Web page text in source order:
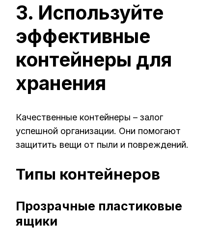
3. Используйте
эффективные
контейнеры для
хранения
Качественные контейнеры – залог
успешной организации. Они помогают
защитить вещи от пыли и повреждений.
Типы контейнеров
Прозрачные пластиковые
ящики